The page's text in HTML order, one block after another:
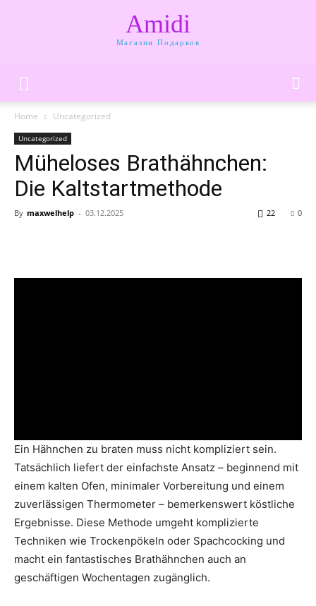
Amidi
Магазин Подарков
Home Uncategorized
Uncategorized
Müheloses Brathähnchen:
Die Kaltstartmethode
By maxwelhelp - 03.12.2025 0
22
Ein Hähnchen zu braten muss nicht kompliziert sein.
Tatsächlich liefert der einfachste Ansatz – beginnend mit
einem kalten Ofen, minimaler Vorbereitung und einem
zuverlässigen Thermometer – bemerkenswert köstliche
Ergebnisse. Diese Methode umgeht komplizierte
Techniken wie Trockenpökeln oder Spachcocking und
macht ein fantastisches Brathähnchen auch an
geschäftigen Wochentagen zugänglich.